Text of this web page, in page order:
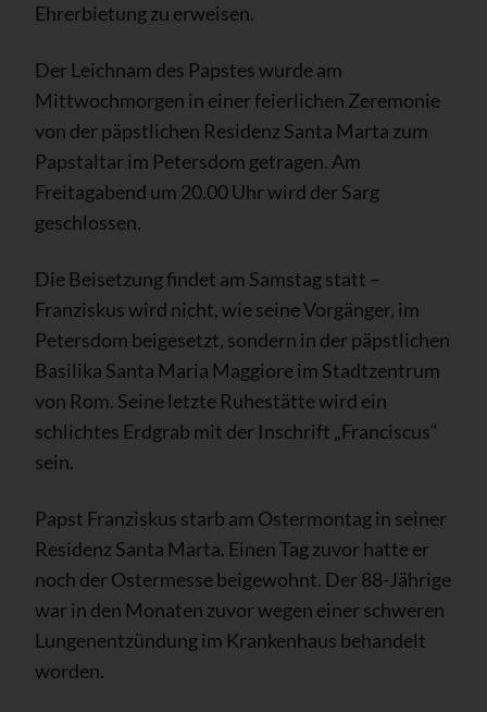
Ehrerbietung zu erweisen.
Der Leichnam des Papstes wurde am
Mittwochmorgen in einer feierlichen Zeremonie
von der päpstlichen Residenz Santa Marta zum
Papstaltar im Petersdom getragen. Am
Freitagabend um 20.00 Uhr wird der Sarg
geschlossen.
Die Beisetzung findet am Samstag statt –
Franziskus wird nicht, wie seine Vorgänger, im
Petersdom beigesetzt, sondern in der päpstlichen
Basilika Santa Maria Maggiore im Stadtzentrum
von Rom. Seine letzte Ruhestätte wird ein
schlichtes Erdgrab mit der Inschrift „Franciscus“
sein.
Papst Franziskus starb am Ostermontag in seiner
Residenz Santa Marta. Einen Tag zuvor hatte er
noch der Ostermesse beigewohnt. Der 88-Jährige
war in den Monaten zuvor wegen einer schweren
Lungenentzündung im Krankenhaus behandelt
worden.